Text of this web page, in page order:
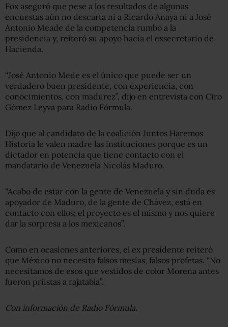
Fox aseguró que pese a los resultados de algunas
encuestas aún no descarta ni a Ricardo Anaya ni a José
Antonio Meade de la competencia rumbo a la
presidencia y, reiteró su apoyo hacia el exsecretario de
Hacienda.
“José Antonio Mede es el único que puede ser un
verdadero buen presidente, con experiencia, con
conocimientos, con madurez”, dijo en entrevista con Ciro
Gómez Leyva para Radio Fórmula.
Dijo que al candidato de la coalición Juntos Haremos
Historia le valen madre las instituciones porque es un
dictador en potencia que tiene contacto con el
mandatario de Venezuela Nicolás Maduro.
“Acabo de estar con la gente de Venezuela y sin duda es
apoyador de Maduro, de la gente de Chávez, está en
contacto con ellos; el proyecto es el mismo y nos quiere
dar la sorpresa a los mexicanos”.
Como en ocasiones anteriores, el ex presidente reiteró
que México no necesita falsos mesías, falsos profetas. “No
necesitamos de esos que vestidos de color Morena antes
fueron priistas a rajatabla”.
Con información de Radio Fórmula.